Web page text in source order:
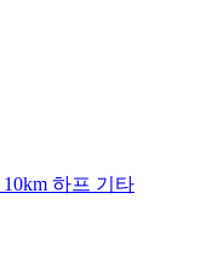
10km 하프 기타